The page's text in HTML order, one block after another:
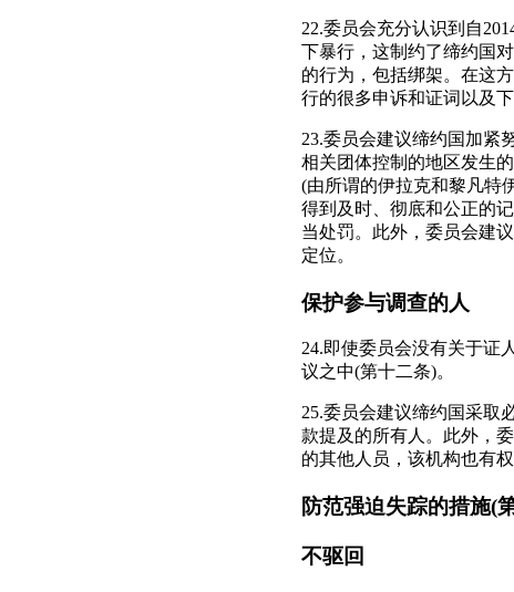
22.委员会充分认识到自
下暴行，这制约了缔约国
的行为，包括绑架。在这
行的很多申诉和证词以及
23.委员会建议缔约国加紧
相关团体控制的地区发生
(由所谓的伊拉克和黎凡特
得到及时、彻底和公正的
当处罚。此外，委员会建
定位。
保护参与调查的人
24.即使委员会没有关于证
议之中(第十二条)。
25.委员会建议缔约国采取
款提及的所有人。此外，
的其他人员，该机构也有
防范强迫失踪的措施(
不驱回